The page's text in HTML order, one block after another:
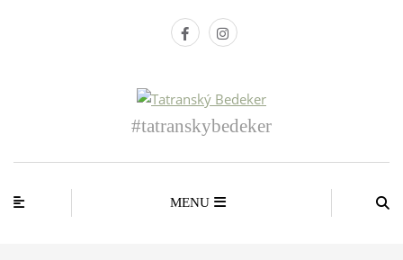
#tatranskybedeker
MENU